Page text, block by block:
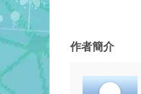
作者簡介